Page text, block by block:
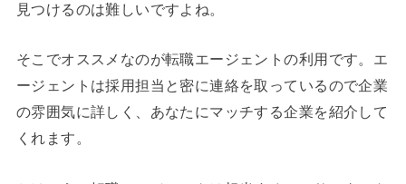
見つけるのは難しいですよね。
そこでオススメなのが転職エージェントの利用です。エ
ージェントは採用担当と密に連絡を取っているので企業
の雰囲気に詳しく、あなたにマッチする企業を紹介して
くれます。